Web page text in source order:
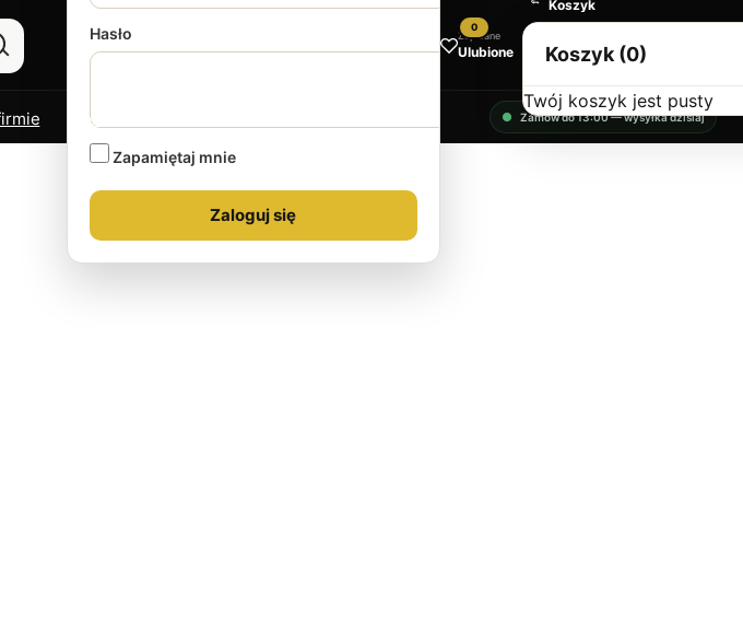
Koszyk
Koszyk (0)
Twój koszyk jest pusty
0
Zapisane
Ulubione
Hasło
Zapamiętaj mnie
Kontakt Zamów do 13:00 — wysyłka dzisiaj